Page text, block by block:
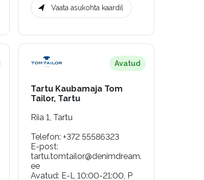
Vaata asukohta kaardil
Avatud
Tartu Kaubamaja Tom
Tailor, Tartu
Riia 1, Tartu
Telefon: +372 55586323
E-post:
tartu.tomtailor@denimdream.
ee
Avatud: E-L 10:00-21:00, P